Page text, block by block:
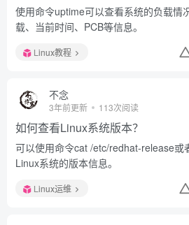
使用命令uptime可以查看系统的负载情
载、当前时间、PCB等信息。
Linux教程
不念
3年前更新 113次阅读
如何查看Linux系统版本？
可以使用命令cat /etc/redhat-release或
Linux系统的版本信息。
Linux运维